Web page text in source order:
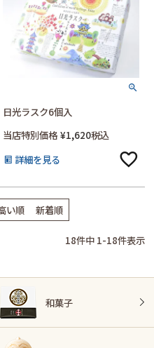
和菓子
日光ラスク6個入
当店特別価格 ¥1,620税込
詳細を見る
い順 新着順
18件中 1-18件表示